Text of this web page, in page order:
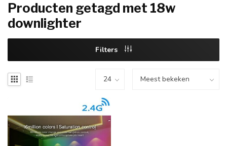
Producten getagd met 18w
downlighter
Filters